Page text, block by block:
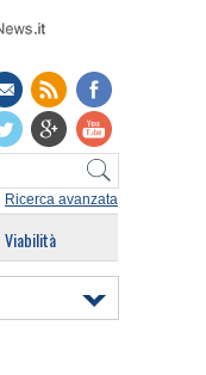
Ricerca avanzata
Viabilità